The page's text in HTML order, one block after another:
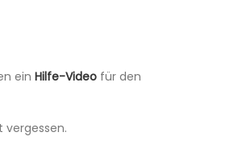
ein Hilfe-Video für den
vergessen.